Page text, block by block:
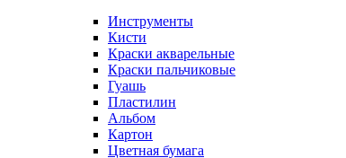
Инструменты
Кисти
Краски акварельные
Краски пальчиковые
Гуашь
Пластилин
Альбом
Картон
Цветная бумага